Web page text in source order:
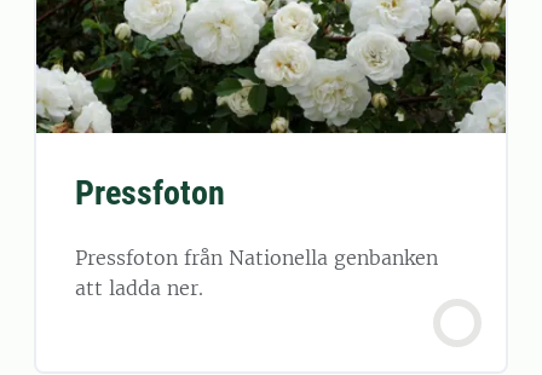
Pressfoton
Pressfoton från Nationella genbanken
att ladda ner.